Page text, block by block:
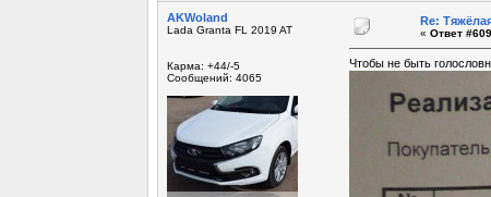
AKWoland
Lada Granta FL 2019 AT
Карма: +44/-5
Сообщений: 4065
Re:
« Ответ
Чтобы не быть